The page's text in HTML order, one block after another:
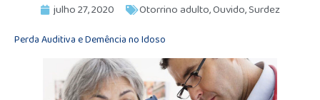
julho 27, 2020 Otorrino adulto,Ouvido,Surdez
Perda Auditiva e Demência no Idoso